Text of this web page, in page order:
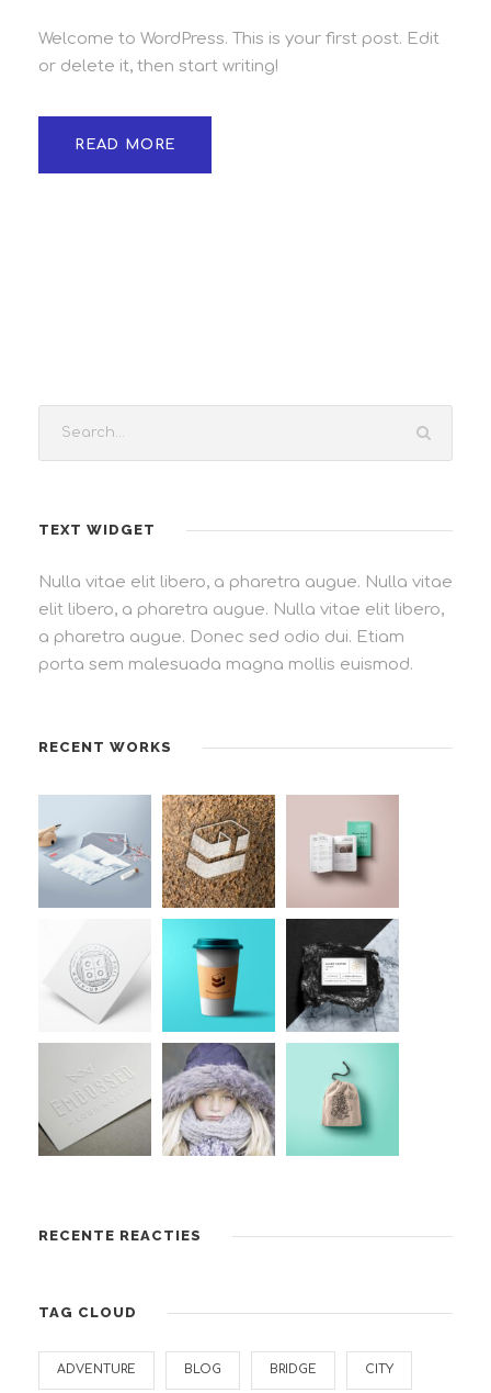
Welcome to WordPress. This is your first post. Edit
or delete it, then start writing!
READ MORE
TEXT WIDGET
Nulla vitae elit libero, a pharetra augue. Nulla vitae
elit libero, a pharetra augue. Nulla vitae elit libero,
a pharetra augue. Donec sed odio dui. Etiam
porta sem malesuada magna mollis euismod.
RECENT WORKS
RECENTE REACTIES
TAG CLOUD
ADVENTURE BLOG BRIDGE CITY